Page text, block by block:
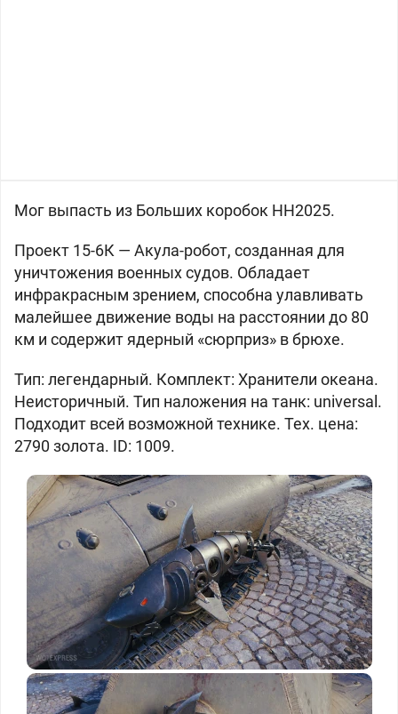
Мог выпасть из Больших коробок НН2025.
Проект 15-6К — Акула-робот, созданная для
уничтожения военных судов. Обладает
инфракрасным зрением, способна улавливать
малейшее движение воды на расстоянии до 80
км и содержит ядерный «сюрприз» в брюхе.
Тип: легендарный. Комплект: Хранители океана.
Неисторичный. Тип наложения на танк: universal.
Подходит всей возможной технике. Тех. цена:
2790 золота. ID: 1009.